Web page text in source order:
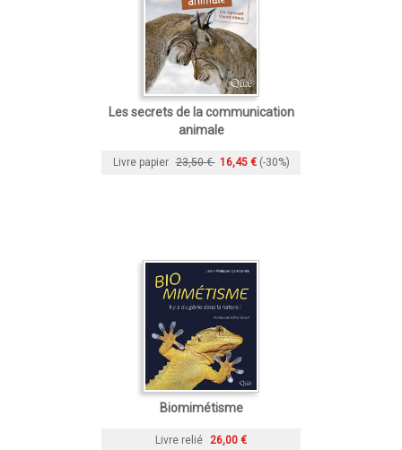
Les secrets de la communication
animale
Livre papier 23,50 € 16,45 € (-30%)
Biomimétisme
Livre relié 26,00 €